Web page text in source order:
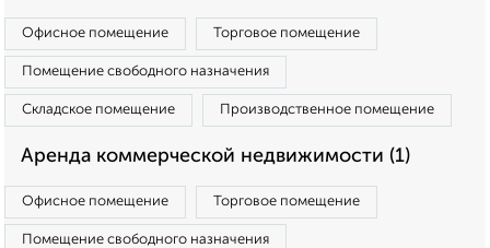
Офисное помещение Торговое помещение
Помещение свободного назначения
Складское помещение Производственное помещение
Аренда коммерческой недвижимости (1)
Офисное помещение Торговое помещение
Помещение свободного назначения